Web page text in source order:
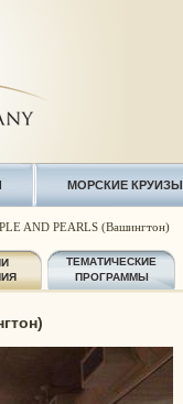
МОРСКИЕ КРУИЗЫ
AND PEARLS (Вашингтон)
ТЕМАТИЧЕСКИЕ
ПРОГРАММЫ